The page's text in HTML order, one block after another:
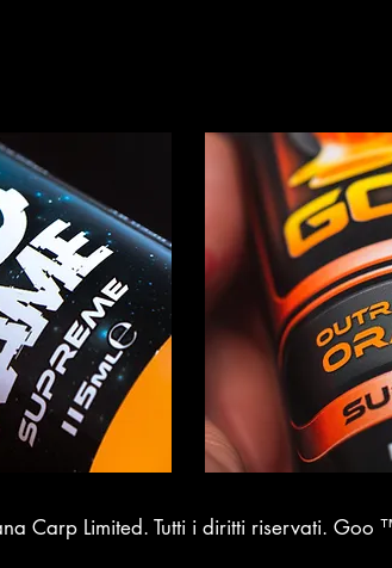
Carp Limited. Tutti i diritti riservati. Goo